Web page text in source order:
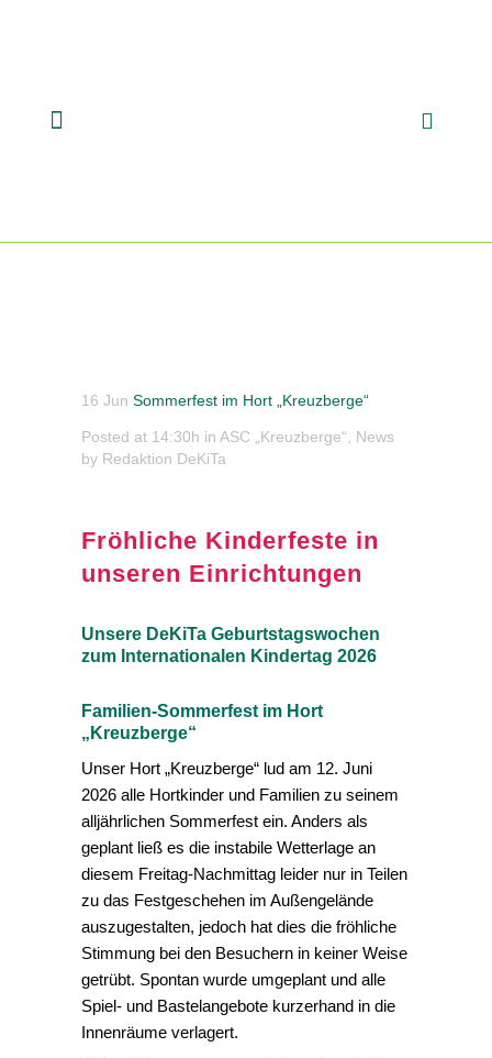
16 Jun Sommerfest im Hort „Kreuzberge“
Posted at 14:30h in ASC „Kreuzberge“
News
by Redaktion DeKiTa
Fröhliche Kinderfeste in
unseren Einrichtungen
Unsere DeKiTa Geburtstagswochen
zum Internationalen Kindertag 2026
Familien-Sommerfest im Hort
„Kreuzberge“
Unser Hort „Kreuzberge“ lud am 12. Juni
2026 alle Hortkinder und Familien zu seinem
alljährlichen Sommerfest ein. Anders als
geplant ließ es die instabile Wetterlage an
diesem Freitag-Nachmittag leider nur in Teilen
zu das Festgeschehen im Außengelände
auszugestalten, jedoch hat dies die fröhliche
Stimmung bei den Besuchern in keiner Weise
getrübt. Spontan wurde umgeplant und alle
Spiel- und Bastelangebote kurzerhand in die
Innenräume verlagert.